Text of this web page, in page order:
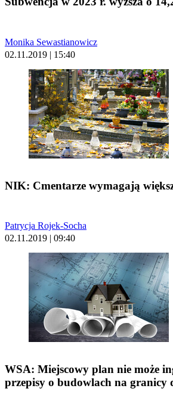
Monika Sewastianowicz
02.11.2019 | 15:40
NIK: Cmentarze wymagają
Patrycja Rojek-Socha
02.11.2019 | 09:40
WSA: Miejscowy plan nie może
przepisy o budowlach na granicy